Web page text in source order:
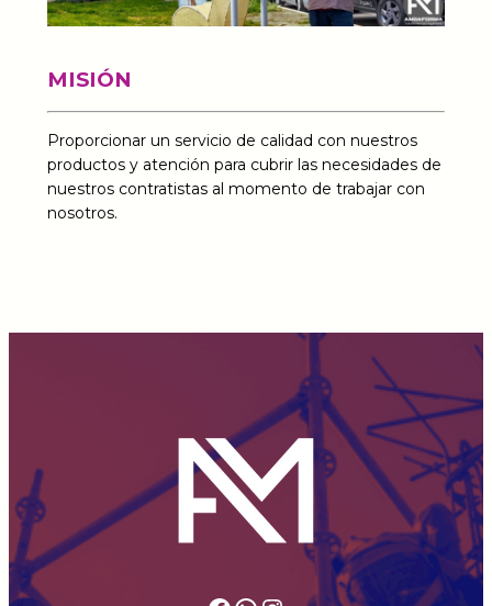
MISIÓN
Proporcionar un servicio de calidad con nuestros
productos y atención para cubrir las necesidades de
nuestros contratistas al momento de trabajar con
nosotros.